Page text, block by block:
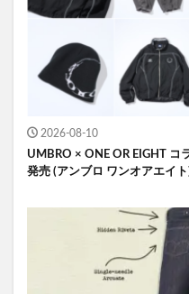
2026-08-10
UMBRO × ONE OR EIGHT
発売 (アンブロ ワンオアエイト